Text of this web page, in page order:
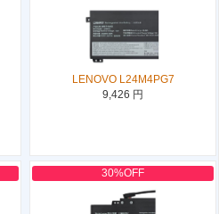
LENOVO L24M4PG7
9,426 円
30%OFF